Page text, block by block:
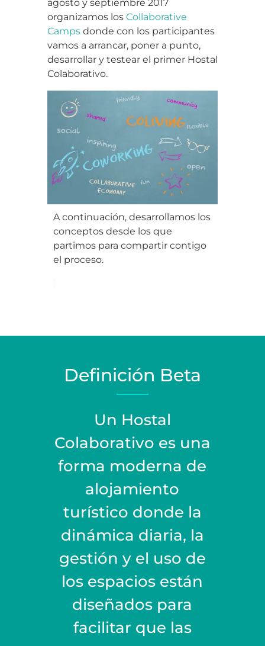
agosto y septiembre 2017
organizamos los Collaborative
Camps donde con los participantes
vamos a arrancar, poner a punto,
desarrollar y testear el primer Hostal
Colaborativo.
A continuación, desarrollamos los
conceptos desde los que
partimos para compartir contigo
el proceso.
Definición Beta
Un Hostal
Colaborativo es una
forma moderna de
alojamiento
turístico donde la
dinámica diaria, la
gestión y el uso de
los espacios están
diseñados para
facilitar que las